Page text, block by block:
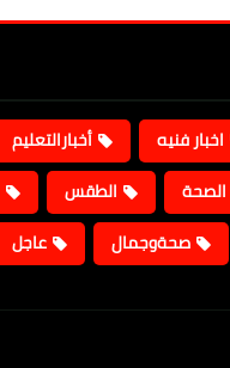
اخبار فنيه أخبارالتعليم
الصحة الطقس
صحةوجمال عاجل